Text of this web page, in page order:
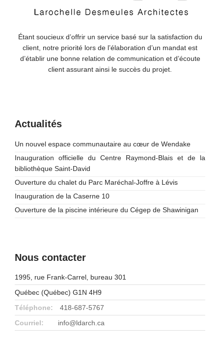
Étant soucieux d’offrir un service basé sur la satisfaction du
client, notre priorité lors de l’élaboration d’un mandat est
d’établir une bonne relation de communication et d’écoute
client assurant ainsi le succès du projet.
Actualités
Un nouvel espace communautaire au cœur de Wendake
Inauguration officielle du Centre Raymond-Blais et de la
bibliothèque Saint-David
Ouverture du chalet du Parc Maréchal-Joffre à Lévis
Inauguration de la Caserne 10
Ouverture de la piscine intérieure du Cégep de Shawinigan
Nous contacter
1995, rue Frank-Carrel, bureau 301
Québec (Québec) G1N 4H9
Téléphone:
418-687-5767
Courriel:
info@ldarch.ca